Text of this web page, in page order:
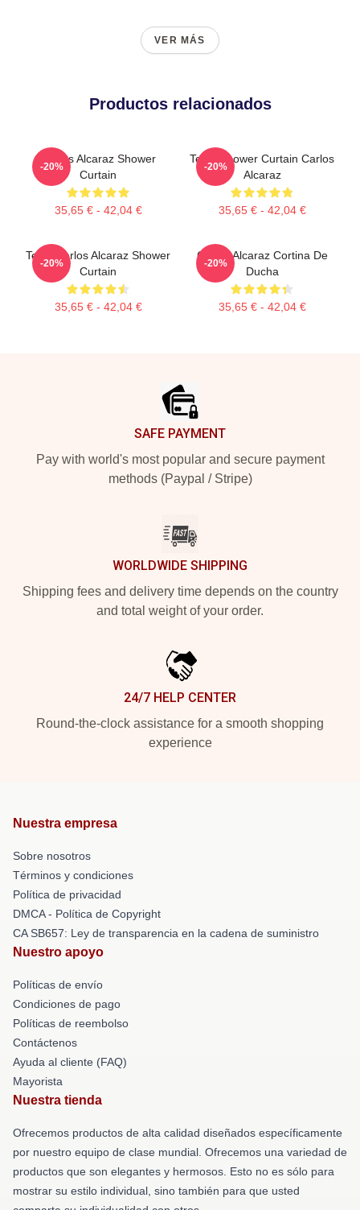
VER MÁS
Productos relacionados
Carlos Alcaraz Shower
Curtain
35,65 € - 42,04 €
-20%
Tenis Shower Curtain Carlos
Alcaraz
35,65 € - 42,04 €
-20%
Tenis Carlos Alcaraz Shower
Curtain
35,65 € - 42,04 €
-20%
Carlos Alcaraz Cortina De
Ducha
35,65 € - 42,04 €
-20%
SAFE PAYMENT
Pay with world's most popular and secure payment
methods (Paypal / Stripe)
WORLDWIDE SHIPPING
Shipping fees and delivery time depends on the country
and total weight of your order.
24/7 HELP CENTER
Round-the-clock assistance for a smooth shopping
experience
Nuestra empresa
Sobre nosotros
Términos y condiciones
Política de privacidad
DMCA - Política de Copyright
CA SB657: Ley de transparencia en la cadena de suministro
Nuestro apoyo
Políticas de envío
Condiciones de pago
Políticas de reembolso
Contáctenos
Ayuda al cliente (FAQ)
Mayorista
Nuestra tienda
Ofrecemos productos de alta calidad diseñados específicamente
por nuestro equipo de clase mundial. Ofrecemos una variedad de
productos que son elegantes y hermosos. Esto no es sólo para
mostrar su estilo individual, sino también para que usted